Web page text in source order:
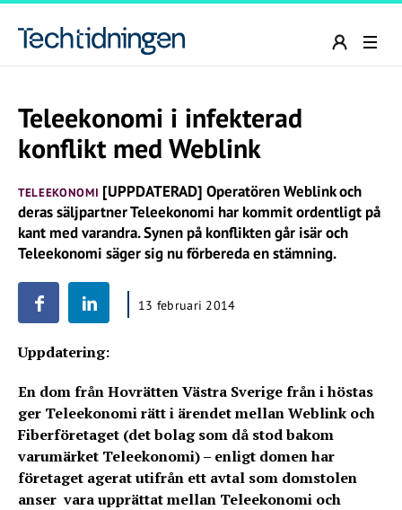
Teleekonomi i infekterad
konflikt med Weblink
TELEEKONOMI [UPPDATERAD] Operatören Weblink och
deras säljpartner Teleekonomi har kommit ordentligt på
kant med varandra. Synen på konflikten går isär och
Teleekonomi säger sig nu förbereda en stämning.
13 februari 2014
Uppdatering:
En dom från Hovrätten Västra Sverige från i höstas
ger Teleekonomi rätt i ärendet mellan Weblink och
Fiberföretaget (det bolag som då stod bakom
varumärket Teleekonomi) – enligt domen har
företaget agerat utifrån ett avtal som domstolen
anser vara upprättat mellan Teleekonomi och